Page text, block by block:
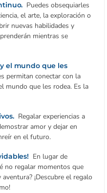
Puedes obsequiarles
el arte, la exploración o
nuevas habilidades y
mientras se
el mundo que les
permitan conectar con la
mundo que les rodea. Es la
Regalar experiencias a
amor y dejar en
en el futuro.
En lugar de
no regalar momentos que
¡Descubre el regalo